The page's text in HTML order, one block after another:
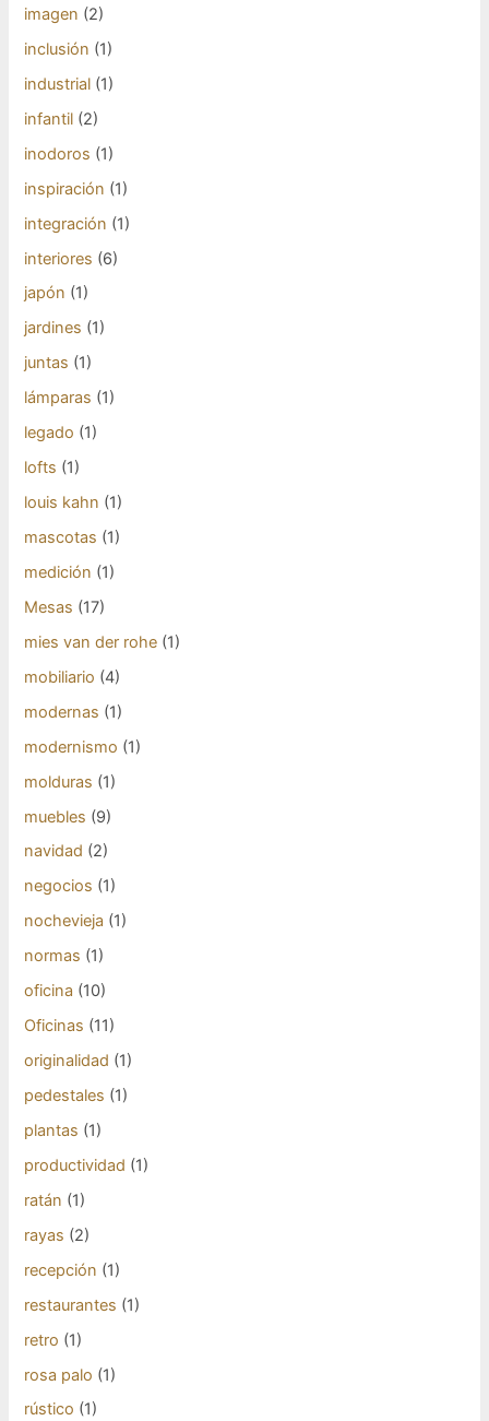
imagen (2)
inclusión (1)
industrial (1)
infantil (2)
inodoros (1)
inspiración (1)
integración (1)
interiores (6)
japón (1)
jardines (1)
juntas (1)
lámparas (1)
legado (1)
lofts (1)
louis kahn (1)
mascotas (1)
medición (1)
Mesas (17)
mies van der rohe (1)
mobiliario (4)
modernas (1)
modernismo (1)
molduras (1)
muebles (9)
navidad (2)
negocios (1)
nochevieja (1)
normas (1)
oficina (10)
Oficinas (11)
originalidad (1)
pedestales (1)
plantas (1)
productividad (1)
ratán (1)
rayas (2)
recepción (1)
restaurantes (1)
retro (1)
rosa palo (1)
rústico (1)